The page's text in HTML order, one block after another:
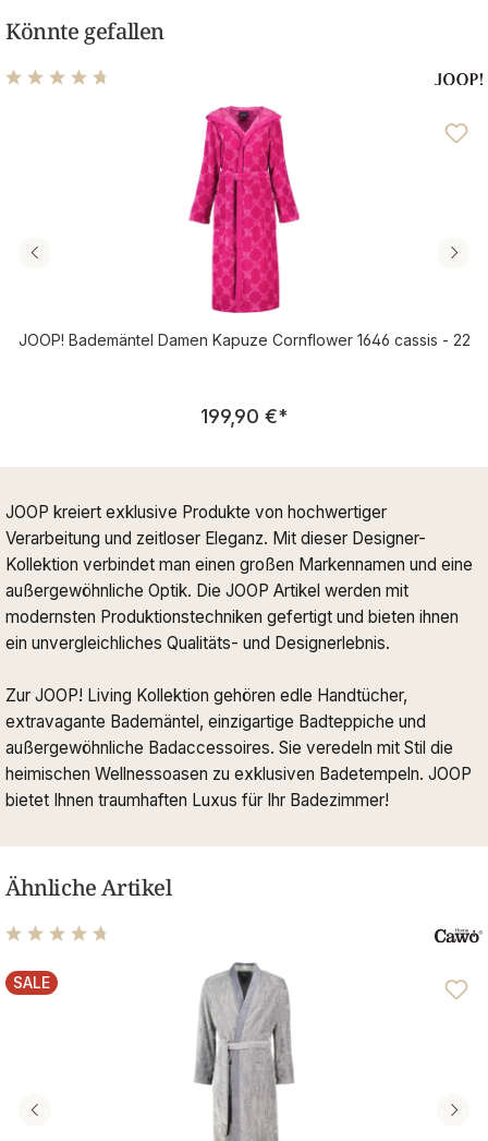
Könnte gefallen
Durchschnittliche Bewertung von 4.75 von 5 Sternen
JOOP! Bademäntel Damen Kapuze Cornflower 1646 cassis - 22
Regulärer Preis:
199,90 €*
JOOP kreiert exklusive Produkte von hochwertiger
Verarbeitung und zeitloser Eleganz. Mit dieser Designer-
Kollektion verbindet man einen großen Markennamen und eine
außergewöhnliche Optik. Die JOOP Artikel werden mit
modernsten Produktionstechniken gefertigt und bieten ihnen
ein unvergleichliches Qualitäts- und Designerlebnis.
Zur JOOP! Living Kollektion gehören edle Handtücher,
extravagante Bademäntel, einzigartige Badteppiche und
außergewöhnliche Badaccessoires. Sie veredeln mit Stil die
heimischen Wellnessoasen zu exklusiven Badetempeln. JOOP
bietet Ihnen traumhaften Luxus für Ihr Badezimmer!
Ähnliche Artikel
Durchschnittliche Bewertung von 4.81 von 5 Sternen
RABATT
SALE